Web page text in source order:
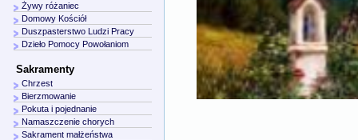
Żywy różaniec
Domowy Kościół
Duszpasterstwo Ludzi Pracy
Dzieło Pomocy Powołaniom
Sakramenty
Chrzest
Bierzmowanie
Pokuta i pojednanie
Namaszczenie chorych
Sakrament małżeństwa